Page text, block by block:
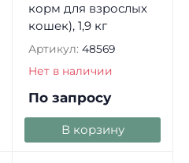
корм для взрослых
кошек), 1,9 кг
Артикул: 48569
Нет в наличии
По запросу
В корзину